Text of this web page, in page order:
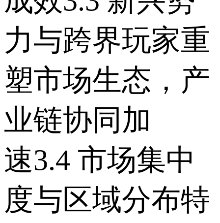
力与跨界玩家重
塑市场生态，产
业链协同加
速 3.4 市场集中
度与区域分布特